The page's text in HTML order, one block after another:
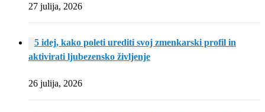
27 julija, 2026
5 idej, kako poleti urediti svoj zmenkarski profil in
aktivirati ljubezensko življenje
26 julija, 2026